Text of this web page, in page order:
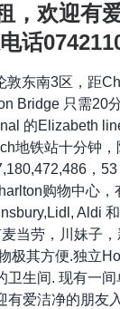
，欢迎有
话
敦东南3区，距
Bridge 只需20
的Elizabeth
地铁站十分钟
，
购物中心，
Aldi
当劳，川妹子
极其方便.独立
卫生间. 现有一
有爱洁净的朋友